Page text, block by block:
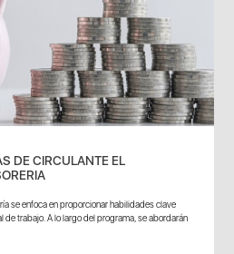
DE CIRCULANTE EL
se enfoca en proporcionar habilidades clave
de trabajo. A lo largo del programa, se abordarán